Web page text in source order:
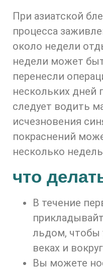
При азиатской
процесса
около недели
недели может
перенесли
нескольких дней
следует водить
исчезновения
покраснений
несколько
что
В течение
льдом, чтобы
веках и
Вы можете